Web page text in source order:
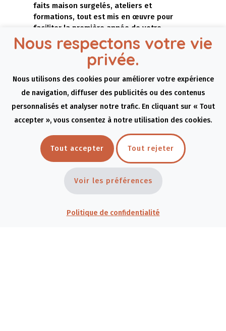
Nous respectons votre vie
privée.
Nous utilisons des cookies pour améliorer votre expérience
de navigation, diffuser des publicités ou des contenus
personnalisés et analyser notre trafic. En cliquant sur « Tout
accepter », vous consentez à notre utilisation des cookies.
Tout accepter Tout rejeter
Voir les préférences
Politique de confidentialité
faits maison surgelés, ateliers et
formations, tout est mis en œuvre pour
faciliter la première année de votre
nouvelle vie de famille.
Services
Activités
Devenir membre
Devenir bénévole